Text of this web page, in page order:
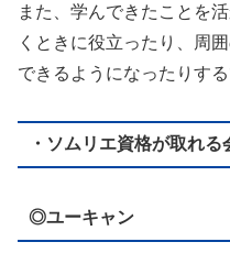
また、学んできたことを
くときに役立ったり、周
できるようになったりする
・ソムリエ資格が取れる
◎ユーキャン